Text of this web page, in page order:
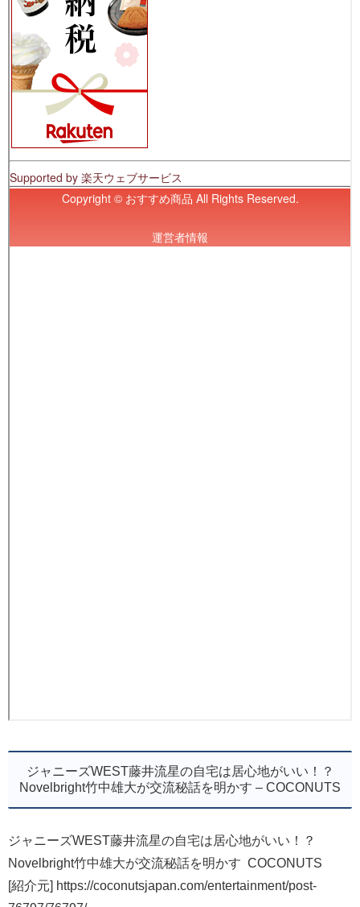
ジャニーズWEST藤井流星の自宅は居心地がいい！？
Novelbright竹中雄大が交流秘話を明かす – COCONUTS
ジャニーズWEST藤井流星の自宅は居心地がいい！？
Novelbright竹中雄大が交流秘話を明かす COCONUTS
[紹介元] https://coconutsjapan.com/entertainment/post-